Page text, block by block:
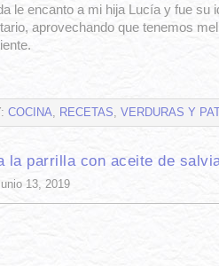
le encanto a mi hija Lucía y fue su
aprovechando que tenemos
COCINA, RECETAS, VERDURAS Y
la parrilla con aceite de
13, 2019